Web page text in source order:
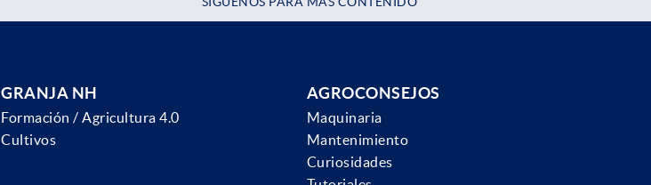
GRANJA NH
Formación / Agricultura 4.0
Cultivos
AGROCONSEJOS
Maquinaria
Mantenimiento
Curiosidades